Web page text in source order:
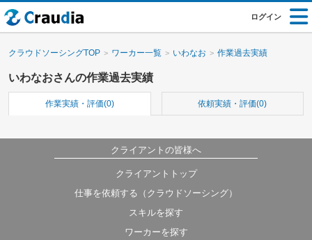
ログイン
クラウドソーシングTOP ワーカー一覧 いわなお 作業過去実績
いわなおさんの作業過去実績
作業実績・評価(0) 依頼実績・評価(0)
クライアントの皆様へ
クライアントトップ
仕事を依頼する（クラウドソーシング）
スキルを探す
ワーカーを探す